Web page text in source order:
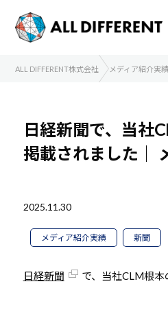
ALL DIFFERENT株式会社 メディア紹介実績
日経新聞で、当社
掲載されました｜
2025.11.30
メディア紹介実績 新聞
日経新聞 で、当社CLM根